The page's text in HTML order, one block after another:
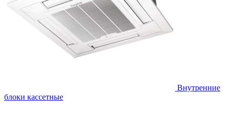
Внутренние
блоки кассетные